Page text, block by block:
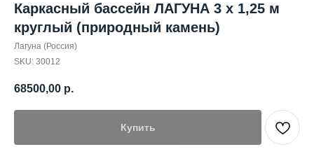
Каркасный бассейн ЛАГУНА 3 х 1,25 м
круглый (природный камень)
Лагуна (Россия)
SKU: 30012
68500,00 р.
Купить